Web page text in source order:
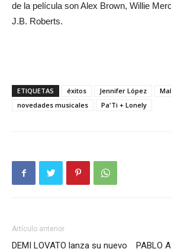
de la película son Alex Brown, Willie
J.B. Roberts.
ETIQUETAS éxitos Jennifer López
novedades musicales
Pa'Ti + Lonely
Artículo anterior
DEMI LOVATO lanza su nuevo
PABLO